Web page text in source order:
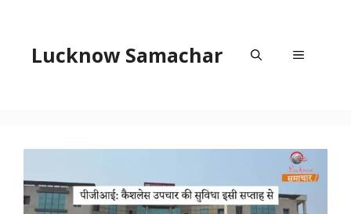
contentLucknow Samachar Menu